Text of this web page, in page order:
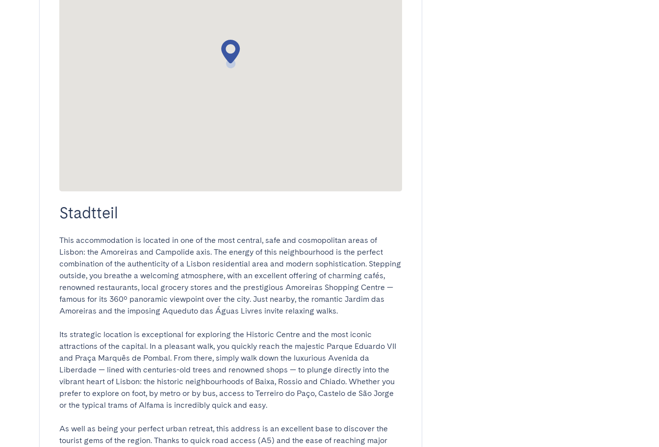
Stadtteil
This accommodation is located in one of the most central, safe and cosmopolitan areas of
Lisbon: the Amoreiras and Campolide axis. The energy of this neighbourhood is the perfect
combination of the authenticity of a Lisbon residential area and modern sophistication. Stepping
outside, you breathe a welcoming atmosphere, with an excellent offering of charming cafés,
renowned restaurants, local grocery stores and the prestigious Amoreiras Shopping Centre —
famous for its 360º panoramic viewpoint over the city. Just nearby, the romantic Jardim das
Amoreiras and the imposing Aqueduto das Águas Livres invite relaxing walks.
Its strategic location is exceptional for exploring the Historic Centre and the most iconic
attractions of the capital. In a pleasant walk, you quickly reach the majestic Parque Eduardo VII
and Praça Marquês de Pombal. From there, simply walk down the luxurious Avenida da
Liberdade — lined with centuries-old trees and renowned shops — to plunge directly into the
vibrant heart of Lisbon: the historic neighbourhoods of Baixa, Rossio and Chiado. Whether you
prefer to explore on foot, by metro or by bus, access to Terreiro do Paço, Castelo de São Jorge
or the typical trams of Alfama is incredibly quick and easy.
As well as being your perfect urban retreat, this address is an excellent base to discover the
tourist gems of the region. Thanks to quick road access (A5) and the ease of reaching major